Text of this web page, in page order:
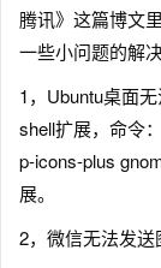
腾讯》这篇博文
一些小问题的解决
1，Ubuntu桌面
shell扩展，命令
p-icons-plus
展。
2，微信无法发送